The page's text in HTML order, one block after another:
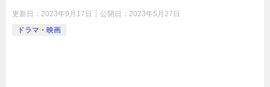
更新日： 2023年9月17日 公開日： 2023年5月27日
ドラマ・映画